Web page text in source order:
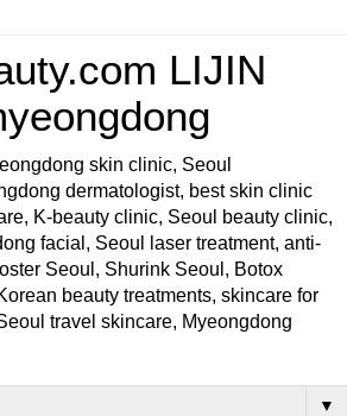
LIJIN
skin clinic, Seoul
dermatologist, best skin clinic
K-beauty clinic, Seoul beauty clinic,
facial, Seoul laser treatment, anti-
Seoul, Shurink Seoul, Botox
beauty treatments, skincare for
travel skincare, Myeongdong
▼